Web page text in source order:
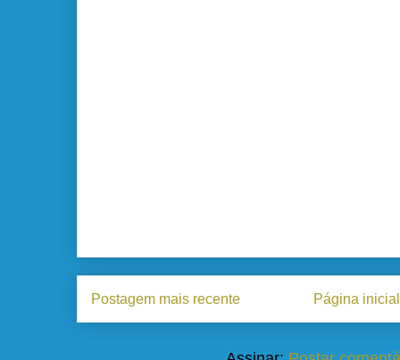
Postagem mais recente Página inicial